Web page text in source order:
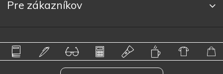
Pre zákazníkov